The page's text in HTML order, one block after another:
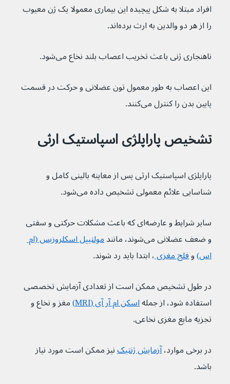
افراد مبتلا به شکل پیچیده این بیماری معمولا یک ژن معیوب
را از هر دو والدین به ارث برده‌اند.
ناهنجاری ژنی باعث تخریب اعصاب بلند نخاع می‌شود.
این اعصاب به طور معمول تون عضلانی و حرکت در قسمت
پایین بدن را کنترل می‌کنند.
تشخیص پاراپلژی اسپاستیک ارثی
پاراپلژی اسپاستیک ارثی پس از معاینه بالینی کامل و
شناسایی علائم معمولی تشخیص داده می‌شود.
سایر شرایط و عارضه‌ای که باعث مشکلات حرکتی و سفتی
و ضعف عضلانی می‌شوند، مانند
مولتیپل اسکلروزیس (ام
اس) و فلج مغزی ، ابتدا باید رد شوند.
در طول تشخیص ممکن است از تعدادی آزمایش تخصصی
استفاده شود، از جمله اسکن ام آر آی (MRI)
مغز و نخاع و
تجزیه مایع مغزی نخاعی.
در برخی موارد، آزمایش ژنتیک نیز ممکن است مورد نیاز
باشد.